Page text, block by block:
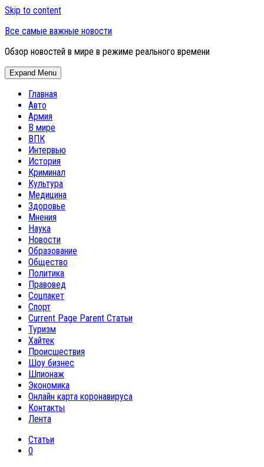
Skip to content
Все самые важные новости
Обзор новостей в мире в режиме реального времени
Expand Menu
Главная
Авто
Армия
В мире
ВПК
Интервью
История
Криминал
Культура
Медицина
Здоровье
Мнения
Наука
Новости
Образование
Общество
Политика
Правовед
Соцпакет
Спорт
Current Page Parent Статьи
Туризм
Хайтек
Происшествия
Шоу бизнес
Шпионаж
Экономика
Онлайн карта коронавируса
Контакты
Лента
Статьи
0